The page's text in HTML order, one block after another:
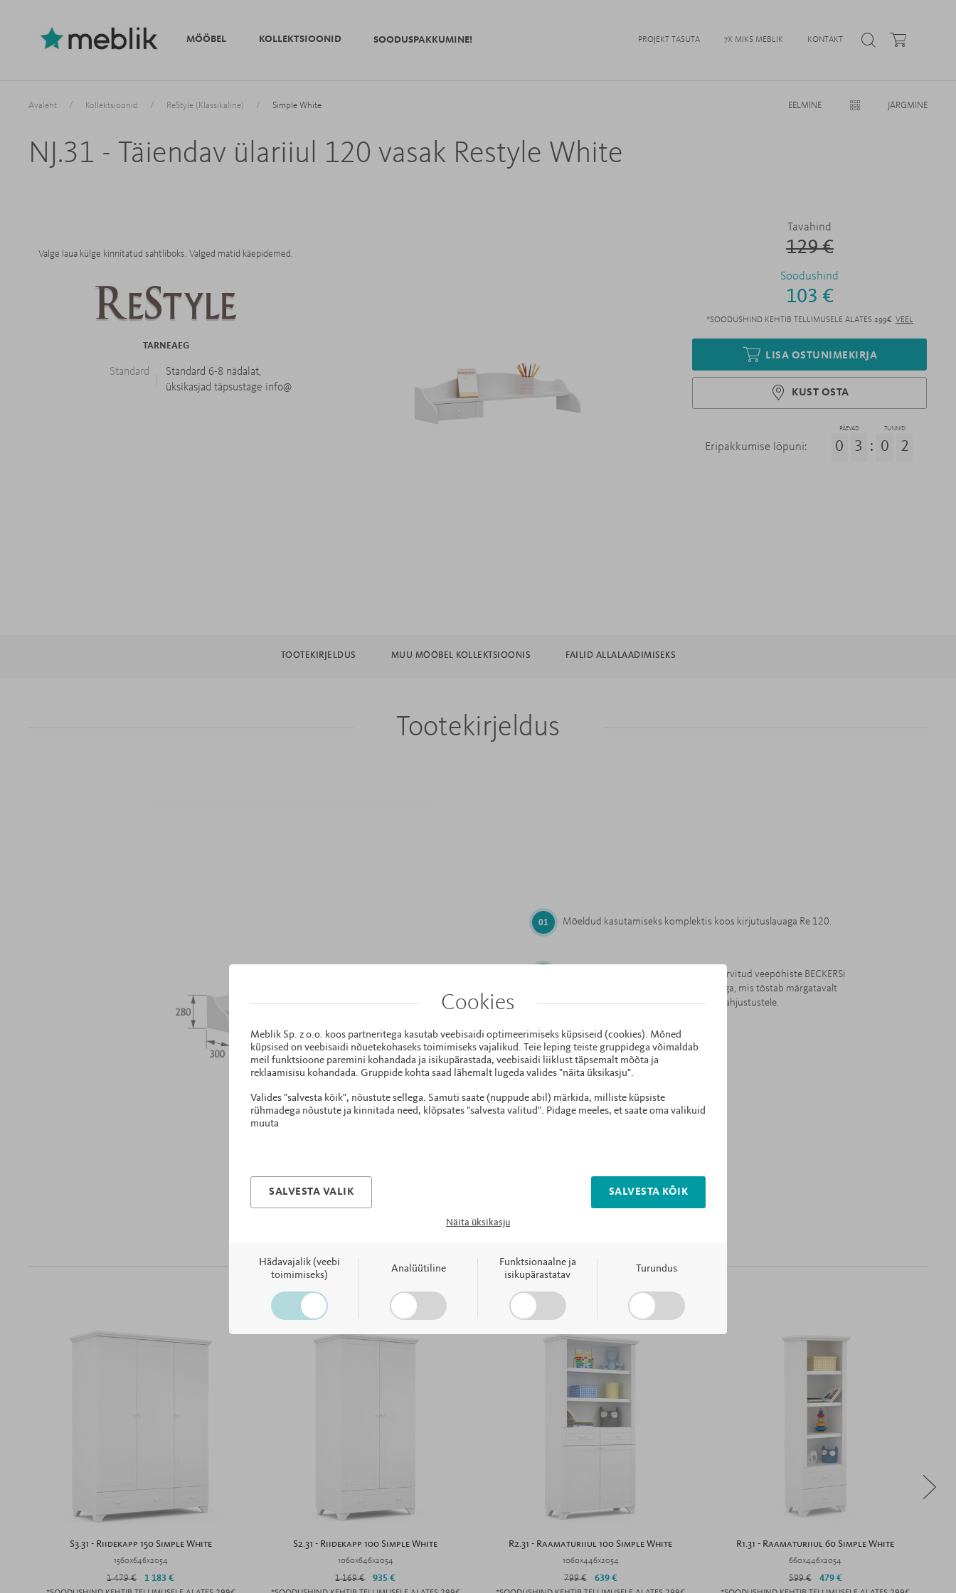
MÖÖBEL KOLLEKTSIOONID SOODUSPAKKUMINE! PROJEKT TASUTA 7X MIKS MEBLIK KONTAKT
Avaleht / Kollektsioonid / ReStyle (Klassikaline) / Simple White EELMINE JÄRGMINE
NJ.31 - Täiendav ülariiul 120 vasak Restyle White
Valge laua külge kinnitatud sahtliboks. Valged matid käepidemed.
TARNEAEG
Standard
Standard 6-8 nädalat,
üksikasjad täpsustage info@
Tavahind
129 €
Soodushind
103 €
*SOODUSHIND KEHTIB TELLIMUSELE ALATES 299€ VEEL
LISA OSTUNIMEKIRJA
KUST OSTA
Eripakkumise lõpuni:
PÄEVAD
0 3 :
TUNNID
0 2
TOOTEKIRJELDUS MUU MÖÖBEL KOLLEKTSIOONIS FAILID ALLALAADIMISEKS
Tootekirjeldus
Mõeldud kasutamiseks komplektis koos kirjutuslauaga Re 120.
Sahtlite esipaneelid, küljed ja iluliist värvitud veepõhiste BECKERSi
ökovärvidega, karastatud UV-kiirgusega, mis tõstab märgatavalt
nende vastupidavust mehaanilistele kahjustustele.
TÜV ohutussertifikaat.
Muu mööbel kollektsioonis
S3.31 - Riidekapp 150 Simple White
1560x646x2054
1 479 € 1 183 €
S2.31 - Riidekapp 100 Simple White
1060x646x2054
1 169 € 935 €
R2.31 - Raamaturiiul 100 Simple White
1060x446x2054
799 € 639 €
R1.31 - Raamaturiiul 60 Simple White
660x446x2054
599 € 479 €
Cookies
Meblik Sp. z o.o. koos partneritega kasutab veebisaidi optimeerimiseks küpsiseid (cookies). Mõned
küpsised on veebisaidi nõuetekohaseks toimimiseks vajalikud. Teie leping teiste gruppidega võimaldab
meil funktsioone paremini kohandada ja isikupärastada, veebisaidi liiklust täpsemalt mõõta ja
reklaamisisu kohandada. Gruppide kohta saad lähemalt lugeda valides "näita üksikasju".
Valides "salvesta kõik", nõustute sellega. Samuti saate (nuppude abil) märkida, milliste küpsiste
rühmadega nõustute ja kinnitada need, klõpsates "salvesta valitud". Pidage meeles, et saate oma valikuid
muuta
SALVESTA VALIK SALVESTA KÕIK
Näita üksikasju
Hädavajalik (veebi
toimimiseks)
Analüütiline
Funktsionaalne ja
isikupärastatav
Turundus